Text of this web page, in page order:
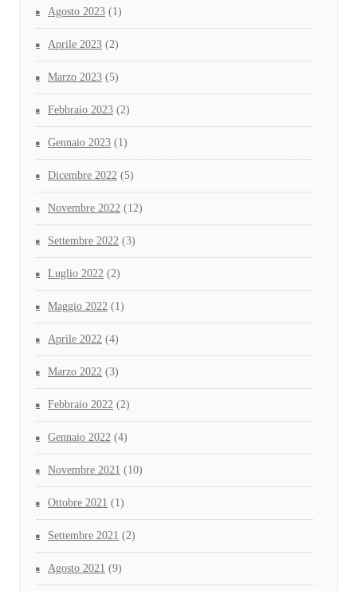
Agosto 2023 (1)
Aprile 2023 (2)
Marzo 2023 (5)
Febbraio 2023 (2)
Gennaio 2023 (1)
Dicembre 2022 (5)
Novembre 2022 (12)
Settembre 2022 (3)
Luglio 2022 (2)
Maggio 2022 (1)
Aprile 2022 (4)
Marzo 2022 (3)
Febbraio 2022 (2)
Gennaio 2022 (4)
Novembre 2021 (10)
Ottobre 2021 (1)
Settembre 2021 (2)
Agosto 2021 (9)